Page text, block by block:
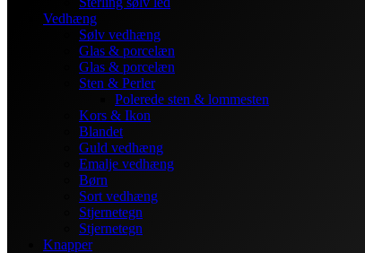
Vedhæng
Sølv vedhæng
Glas & porcelæn
Glas & porcelæn
Sten & Perler
Polerede sten & lommesten
Kors & Ikon
Blandet
Guld vedhæng
Emalje vedhæng
Børn
Sort vedhæng
Stjernetegn
Stjernetegn
Knapper